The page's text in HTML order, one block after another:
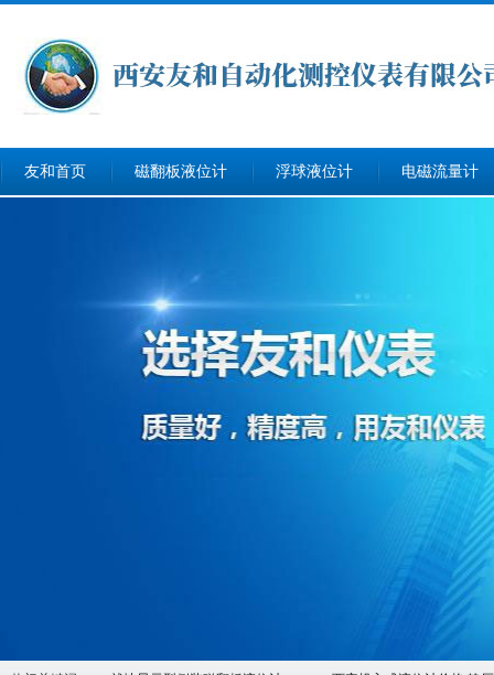
友和首页 磁翻板液位计 浮球液位计 电磁流量计